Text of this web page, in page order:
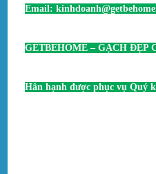
Email:
GETBEHOME – GẠCH ĐẸP
Hân hạnh được phục vụ Quý